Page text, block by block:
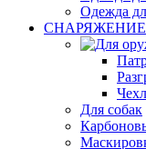
Одежда
СНАРЯЖЕНИЕ
Для собак